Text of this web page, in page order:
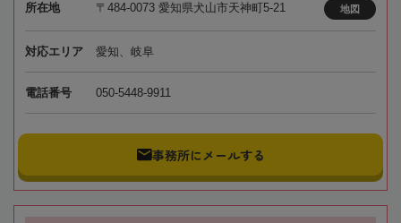
所在地 〒484-0073 愛知県犬山市天神町5-21 地図
対応エリア 愛知、岐阜
電話番号 050-5448-9911
事務所にメールする